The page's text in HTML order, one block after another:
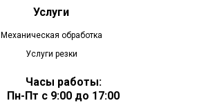
Услуги
Механическая обработка
Услуги резки
Часы работы:
Пн-Пт с 9:00 до 17:00